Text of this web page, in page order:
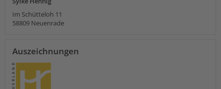
Im Schütteloh 11
58809 Neuenrade
Auszeichnungen